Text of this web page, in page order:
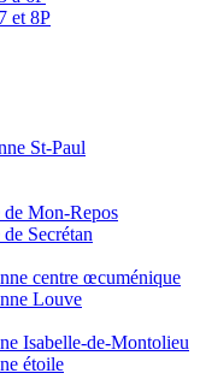
et 8P
St-Paul
Mon-Repos
Secrétan
centre œcuménique
Louve
Isabelle-de-Montolieu
étoile